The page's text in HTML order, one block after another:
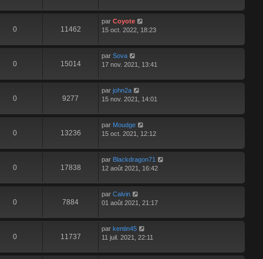
0 11462
par Coyote
15 oct. 2022, 18:23
0 15014
par Sova
17 nov. 2021, 13:41
0 9277
par john2a
15 nov. 2021, 14:01
0 13236
par Moudge
15 oct. 2021, 12:12
0 17838
par Blackdragon71
12 août 2021, 16:42
0 7884
par Calvin
01 août 2021, 21:17
0 11737
par kentin45
11 juil. 2021, 22:11